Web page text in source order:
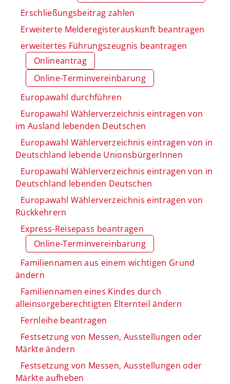
Erschließungsbeitrag zahlen
Erweiterte Melderegisterauskunft beantragen
erweitertes Führungszeugnis beantragen
Onlineantrag
Online-Terminvereinbarung
Europawahl durchführen
Europawahl Wählerverzeichnis eintragen von
im Ausland lebenden Deutschen
Europawahl Wählerverzeichnis eintragen von in
Deutschland lebende UnionsbürgerInnen
Europawahl Wählerverzeichnis eintragen von in
Deutschland lebenden Deutschen
Europawahl Wählerverzeichnis eintragen von
Rückkehrern
Express-Reisepass beantragen
Online-Terminvereinbarung
Familiennamen aus einem wichtigen Grund
ändern
Familiennamen eines Kindes durch
alleinsorgeberechtigten Elternteil ändern
Fernleihe beantragen
Festsetzung von Messen, Ausstellungen oder
Märkte ändern
Festsetzung von Messen, Ausstellungen oder
Märkte aufheben